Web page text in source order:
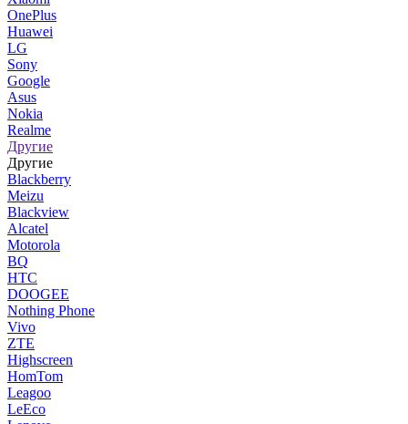
OnePlus
Huawei
LG
Sony
Google
Asus
Nokia
Realme
Другие
Другие
Blackberry
Meizu
Blackview
Alcatel
Motorola
BQ
HTC
DOOGEE
Nothing Phone
Vivo
ZTE
Highscreen
HomTom
Leagoo
LeEco